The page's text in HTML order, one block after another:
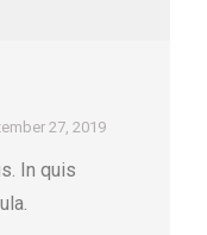
27, 2019
In quis